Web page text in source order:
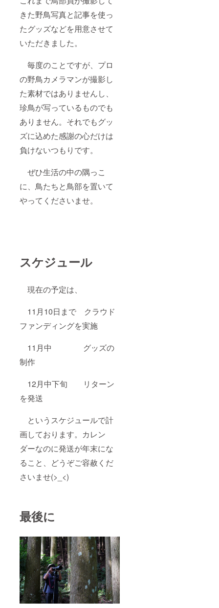
きた野鳥写真と記事を使っ
たグッズなどを用意させて
いただきました。
毎度のことですが、プロ
の野鳥カメラマンが撮影し
た素材ではありませんし、
珍鳥が写っているものでも
ありません。それでもグッ
ズに込めた感謝の心だけは
負けないつもりです。
ぜひ生活の中の隅っこ
に、鳥たちと鳥部を置いて
やってくださいませ。
スケジュール
現在の予定は、
11月10日まで クラウド
ファンディングを実施
11月中 グッズの
制作
12月中下旬 リターン
を発送
というスケジュールで計
画しております。カレン
ダーなのに発送が年末にな
ること、どうぞご容赦くだ
さいませ(>_<)
最後に